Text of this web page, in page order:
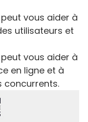
vous aider à
utilisateurs et
vous aider à
en ligne et à
concurrents.